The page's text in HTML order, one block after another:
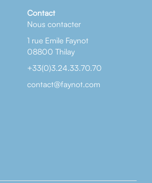
Contact
Nous contacter
1 rue Emile Faynot
08800 Thilay
+33(0)3.24.33.70.70
contact@faynot.com